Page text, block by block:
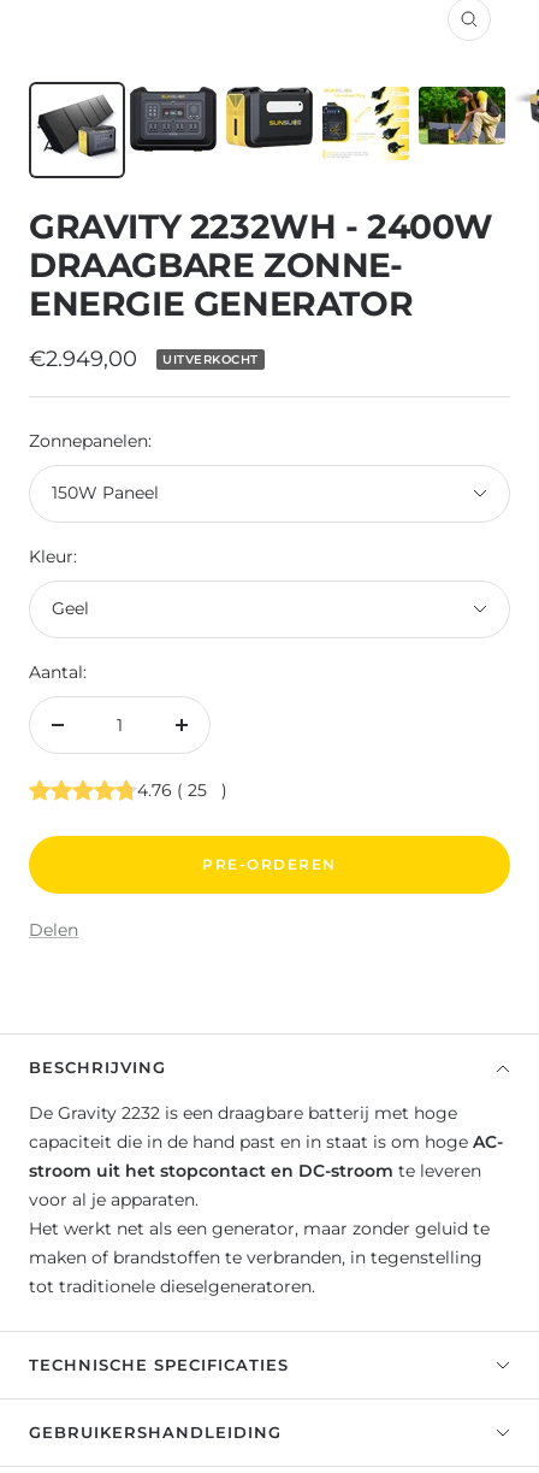
GRAVITY 2232WH - 2400W
DRAAGBARE ZONNE-
ENERGIE GENERATOR
Verkoopprijs
€2.949,00 UITVERKOCHT
Zonnepanelen:
150W Paneel
Kleur:
Geel
Aantal:
Aantal
4.76 ( 25 )
PRE-ORDEREN
Delen
BESCHRIJVING
De Gravity 2232 is een draagbare batterij met hoge
capaciteit die in de hand past en in staat is om hoge AC-
stroom uit het stopcontact en DC-stroom te leveren
voor al je apparaten.
Het werkt net als een generator, maar zonder geluid te
maken of brandstoffen te verbranden, in tegenstelling
tot traditionele dieselgeneratoren.
TECHNISCHE SPECIFICATIES
GEBRUIKERSHANDLEIDING